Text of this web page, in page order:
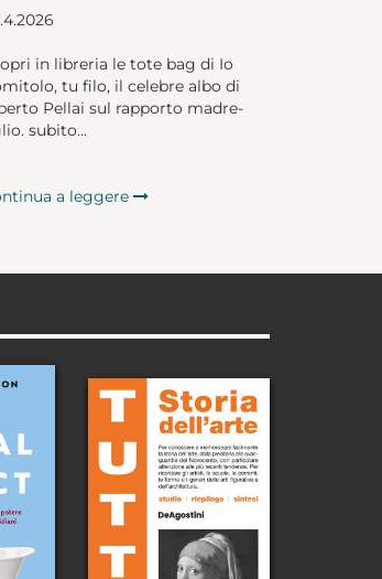
in libreria le tote bag di Io
tu filo, il celebre albo di
Pellai sul rapporto madre-
subito...
a leggere